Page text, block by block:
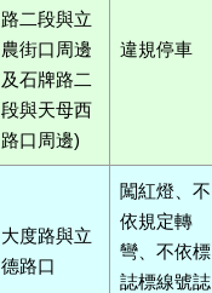
路二段與立
農街口周邊
及石牌路二
段與天母西
路口周邊)
違規停車
大度路與立
德路口
闖紅燈、不
依規定轉
彎、不依標
誌標線號誌